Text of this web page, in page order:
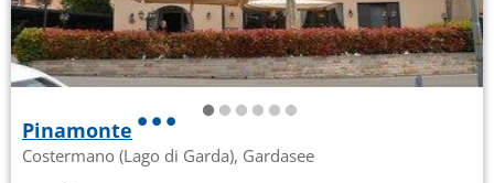
Pinamonte
Costermano (Lago di Garda), Gardasee